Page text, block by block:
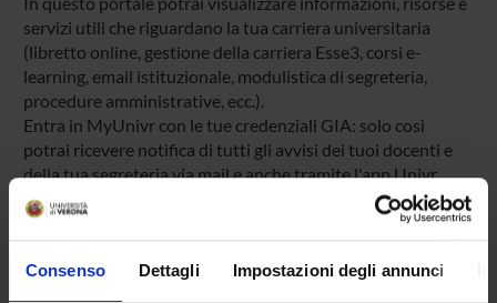
Consenso Dettagli Impostazioni degli annunci
servizi utili che riguardano la tua carriera universitaria
(libretto online, gestione della carriera Esse3, corsi e-
learning, email istituzionale, modulistica di segreteria,
procedure amministrative, ecc.).
Entra in MyUnivr con le tue credenziali GIA: solo così
potrai ricevere notifica di tutti gli avvisi dei tuoi docenti e
della tua segreteria via mail e anche tramite l'app Univr.